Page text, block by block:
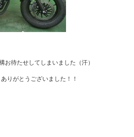
お待たせしてしまいました（汗）
りがとうございました！！